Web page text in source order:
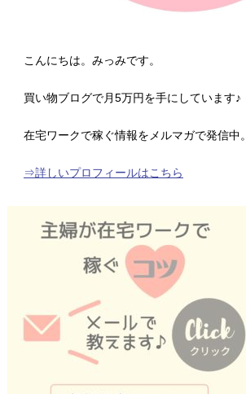
こんにちは。みっみです。
買い物ブログで月5万円を手にしています♪
在宅ワークで稼ぐ情報をメルマガで発信中。
⇒詳しいプロフィールはこちら